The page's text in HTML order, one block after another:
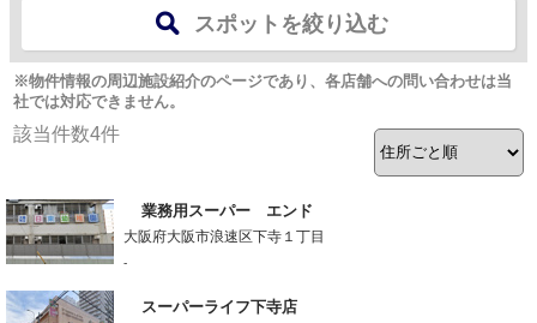
スポットを絞り込む
※物件情報の周辺施設紹介のページであり、各店舗への問い合わせは当
社では対応できません。
該当件数4件
業務用スーパー エンド
大阪府大阪市浪速区下寺１丁目
-
スーパーライフ下寺店